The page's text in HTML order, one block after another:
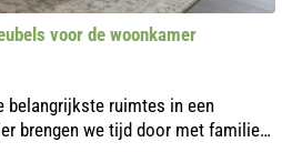
voor de woonkamer
belangrijkste ruimtes in een
brengen we tijd door met familie